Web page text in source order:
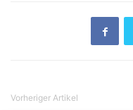
Vorheriger Artikel